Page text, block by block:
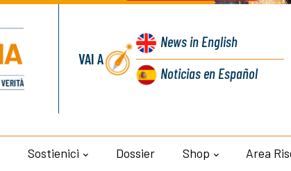
VAI A
Newsin English
Noticiasen Español
Sostienici Dossier Shop Area